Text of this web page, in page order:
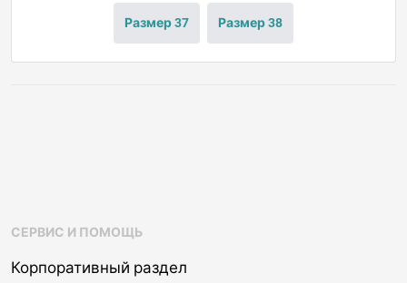
Размер 37 Размер 38
СЕРВИС И ПОМОЩЬ
Корпоративный раздел